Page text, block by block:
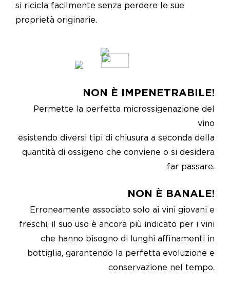
si ricicla facilmente senza perdere le sue
proprietà originarie.
NON È IMPENETRABILE!
Permette la perfetta microssigenazione del
vino
esistendo diversi tipi di chiusura a seconda della
quantità di ossigeno che conviene o si desidera
far passare.
NON È BANALE!
Erroneamente associato solo ai vini giovani e
freschi, il suo uso è ancora più indicato per i vini
che hanno bisogno di lunghi affinamenti in
bottiglia, garantendo la perfetta evoluzione e
conservazione nel tempo.